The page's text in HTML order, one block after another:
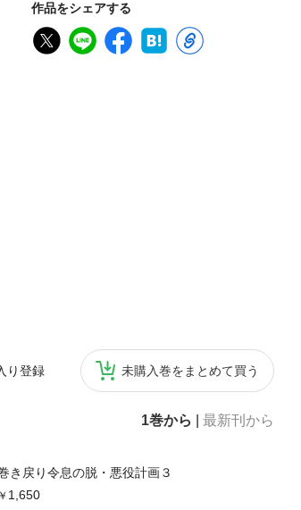
作品をシェアする
り登録 未購入巻をまとめて買う
1巻から 最新刊から
き戻り令息の脱・悪役計画３
1,650